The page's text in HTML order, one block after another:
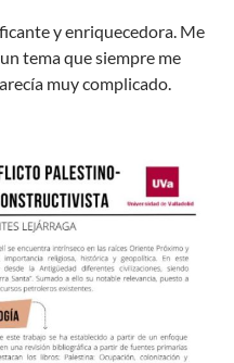
y enriquecedora. Me
tema que siempre me
muy complicado.